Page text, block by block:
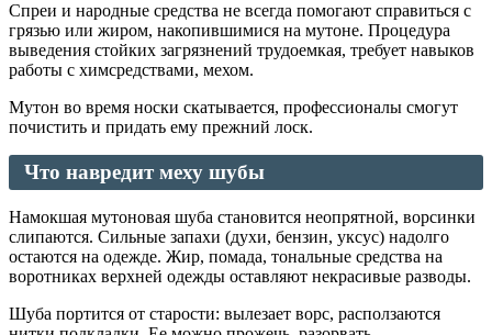
Спреи и народные средства не всегда помогают справиться с
грязью или жиром, накопившимися на мутоне. Процедура
выведения стойких загрязнений трудоемкая, требует навыков
работы с химсредствами, мехом.
Мутон во время носки скатывается, профессионалы смогут
почистить и придать ему прежний лоск.
Что навредит меху шубы
Намокшая мутоновая шуба становится неопрятной, ворсинки
слипаются. Сильные запахи (духи, бензин, уксус) надолго
остаются на одежде. Жир, помада, тональные средства на
воротниках верхней одежды оставляют некрасивые разводы.
Шуба портится от старости: вылезает ворс, расползаются